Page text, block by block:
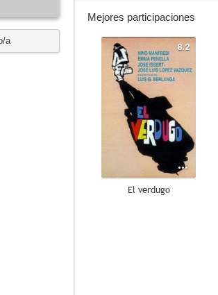
a
Mejores participaciones
8.2
El verdugo